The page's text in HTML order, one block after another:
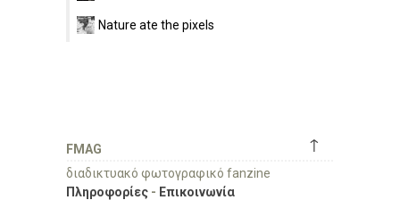
Nature ate the pixels
↑
FMAG
διαδικτυακό φωτογραφικό fanzine
Πληροφορίες - Επικοινωνία